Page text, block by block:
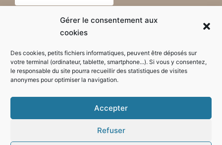
Gérer le consentement aux
cookies
Des cookies, petits fichiers informatiques, peuvent être déposés sur
votre terminal (ordinateur, tablette, smartphone...). Si vous y consentez,
le responsable du site pourra recueillir des statistiques de visites
anonymes pour optimiser la navigation.
Accepter
Refuser
Horaires d'ouverture de la mairie